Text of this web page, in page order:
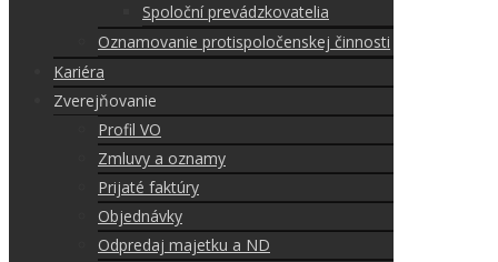
Spoloční prevádzkovatelia
Oznamovanie protispoločenskej činnosti
Kariéra
Zverejňovanie
Profil VO
Zmluvy a oznamy
Prijaté faktúry
Objednávky
Odpredaj majetku a ND